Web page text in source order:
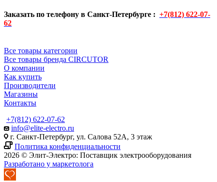
Заказать по телефону в Санкт-Петербурге : +7(812) 622-07-
62
Все товары категории
Все товары бренда CIRCUTOR
О компании
Как купить
Производители
Магазины
Контакты
+7(812) 622-07-62
info@elite-electro.ru
г. Санкт-Петербург, ул. Салова 52А, 3 этаж
Политика конфиденциальности
2026 © Элит-Электро: Поставщик электрооборудования
Разработано у маркетолога